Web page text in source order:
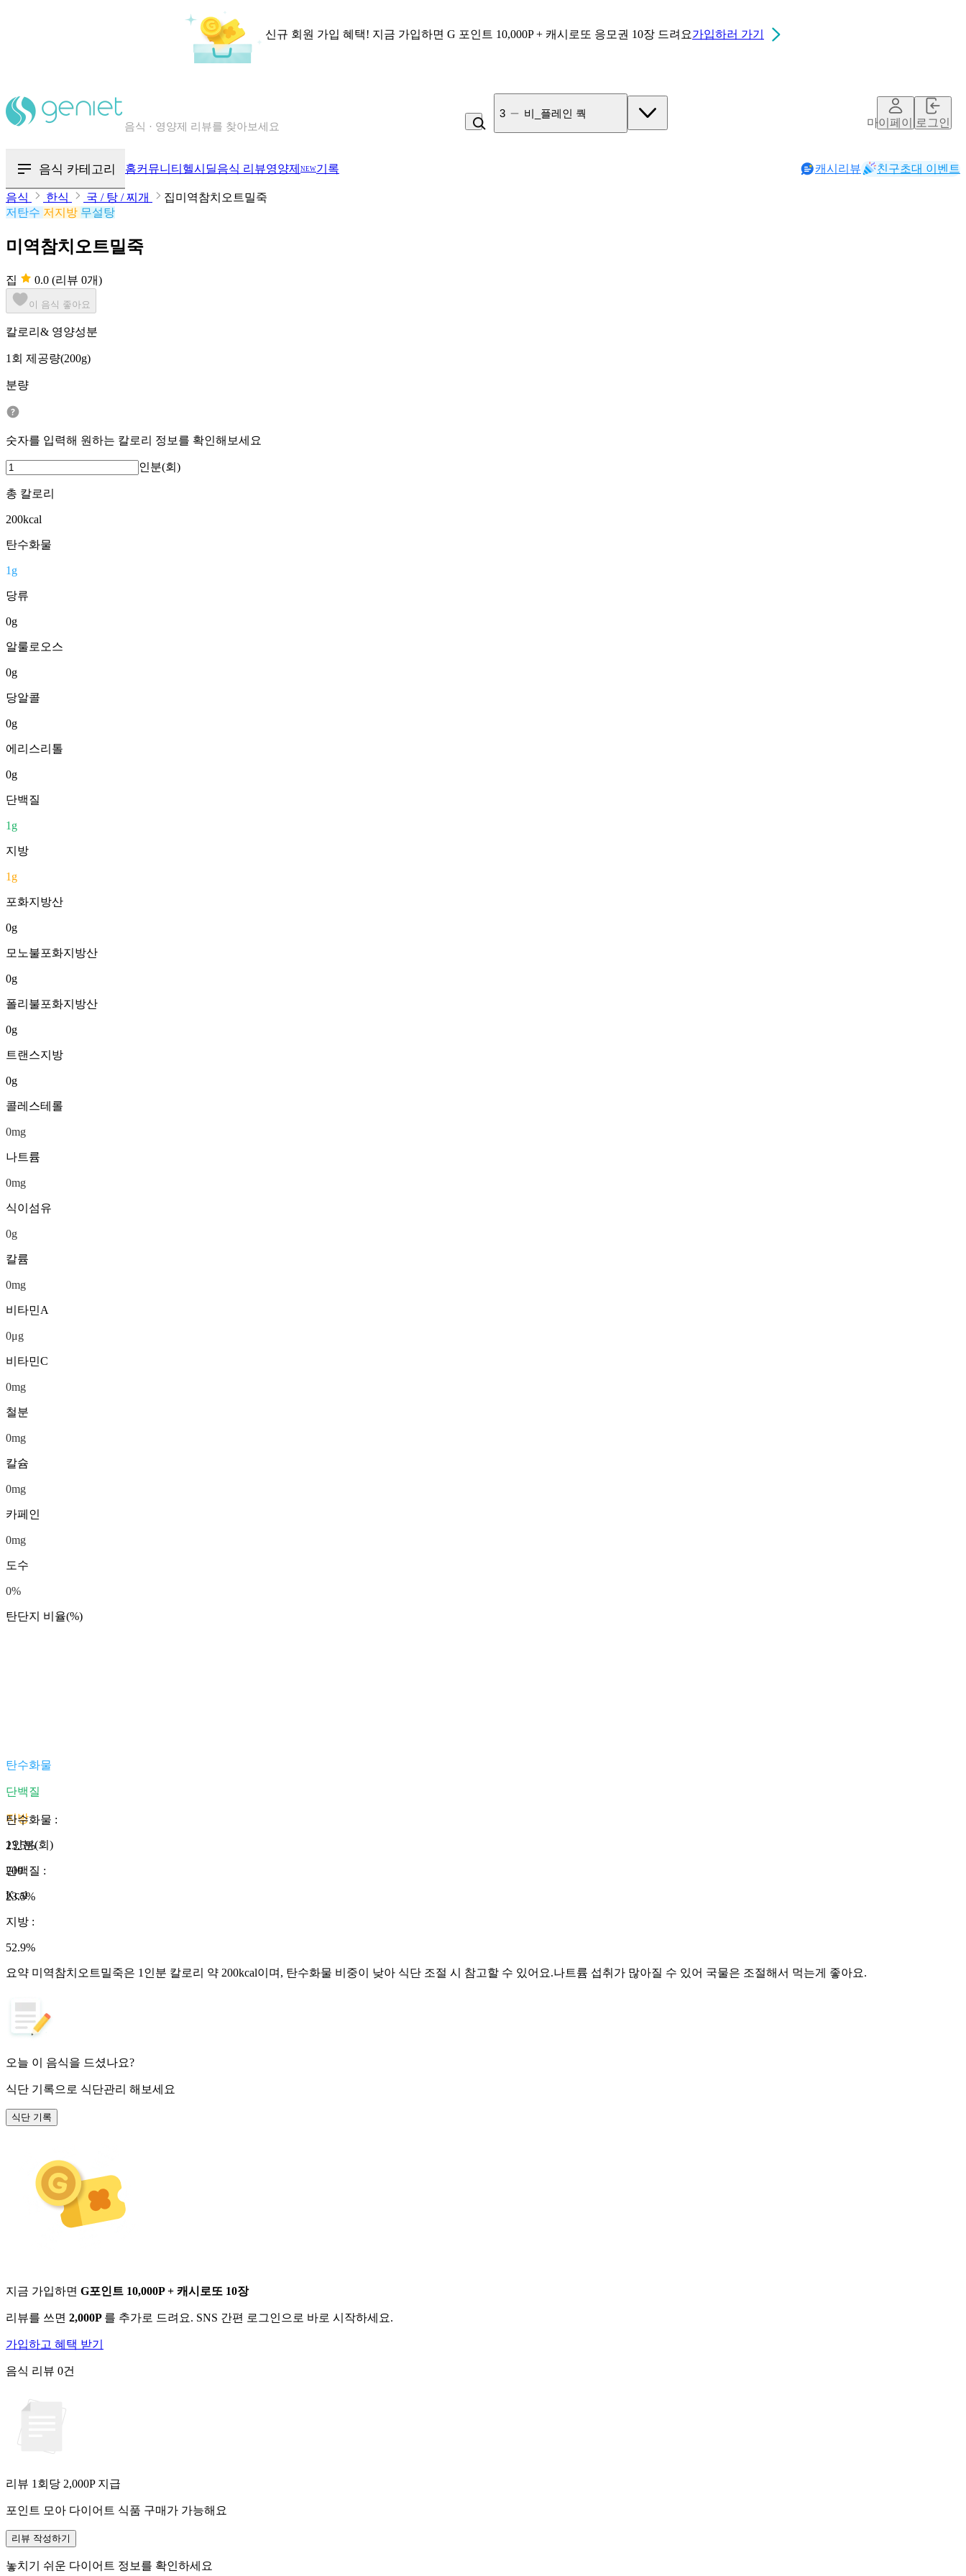
신규 회원 가입 혜택! 지금 가입하면 G 포인트 10,000P + 캐시로또 응모권 10장 드려요가입하러 가기
칼로리와 영양성분을 검색해보세요
3 비_플레인 쿽
마이페이지로그인
음식 카테고리 홈커뮤니티 헬시딜음식 리뷰영양제 NEW기록 캐시리뷰 친구초대 이벤트
음식 한식 국 / 탕 / 찌개
집미역참치오트밀죽
저탄수 저지방 무설탕
미역참치오트밀죽
집 0.0 (리뷰 0개)
이 음식 좋아요
칼로리& 영양성분
1회 제공량(200g)
분량
숫자를 입력해 원하는 칼로리 정보를 확인해보세요
인분(회)
총 칼로리
200kcal
탄수화물
1 g
당류
0g
알룰로오스
0g
당알콜
0g
에리스리톨
0g
단백질
1 g
지방
1 g
포화지방산
0g
모노불포화지방산
0g
폴리불포화지방산
0g
트랜스지방
0g
콜레스테롤
0mg
나트륨
0mg
식이섬유
0g
칼륨
0mg
비타민A
0μg
비타민C
0mg
철분
0mg
칼슘
0mg
카페인
0mg
도수
0%
탄단지 비율(%)
탄수화물
단백질
지방
1인분(회)
200
Kcal
탄수화물 :
23.5%
단백질 :
23.5%
지방 :
52.9%
요약 미역참치오트밀죽은 1인분 칼로리 약 200kcal이며, 탄수화물 비중이 낮아 식단 조절 시 참고할 수 있어요.나트륨 섭취가 많아질 수 있어 국물은 조절해서 먹는게 좋아요.
오늘 이 음식을 드셨나요?
식단 기록으로 식단관리 해보세요
식단 기록
지금 가입하면 G포인트 10,000P + 캐시로또 10장
리뷰를 쓰면 2,000P 를 추가로 드려요. SNS 간편 로그인으로 바로 시작하세요.
가입하고 혜택 받기
음식 리뷰 0건
리뷰 1회당 2,000P 지급
포인트 모아 다이어트 식품 구매가 가능해요
리뷰 작성하기
놓치기 쉬운 다이어트 정보를 확인하세요